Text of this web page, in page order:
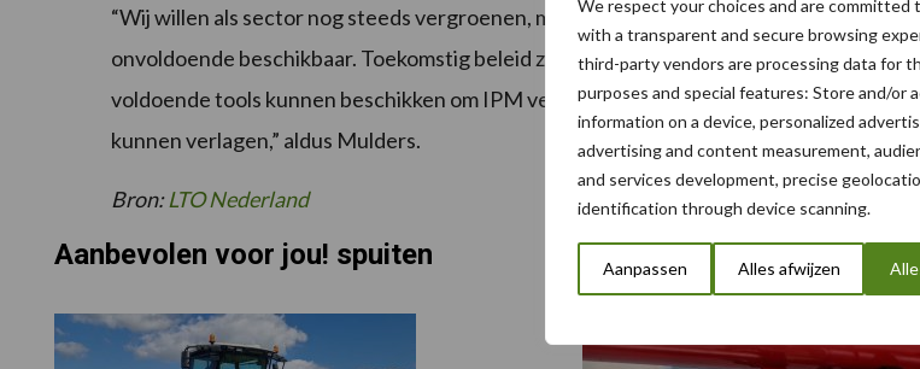
We respect your choices and are committed
with a transparent and secure browsing
third-party vendors are processing data for
purposes and special features: Store and/or
information on a device, personalized
advertising and content measurement,
and services development, precise
identification through device scanning.
Aanpassen Alles afwijzen
“Wij willen als sector nog steeds vergroenen, maar deze middelen en methoden zijn
onvoldoende beschikbaar. Toekomstig beleid zou er primair voor moeten zorgen dat
voldoende tools kunnen beschikken om IPM verder uit te rollen om zo hun footprint
kunnen verlagen,” aldus Mulders.
Bron:LTO Nederland
Aanbevolen voor jou! spuiten